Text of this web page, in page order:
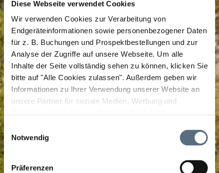
Diese Webseite verwendet Cookies
Wir verwenden Cookies zur Verarbeitung von
Endgeräteinformationen sowie personenbezogener Daten
für z. B. Buchungen und Prospektbestellungen und zur
Analyse der Zugriffe auf unsere Webseite. Um alle
Inhalte der Seite vollständig sehen zu können, klicken Sie
bitte auf "Alle Cookies zulassen". Außerdem geben wir
Informationen zu Ihrer Verwendung unserer Website an
unsere Partner für soziale Medien, Werbung und
zusammen, die Sie ihnen bereitgestellt haben oder die
sie im Rahmen Ihrer Nutzung der Dienste gesammelt
Einwilligungsauswahl
Notwendig
Präferenzen